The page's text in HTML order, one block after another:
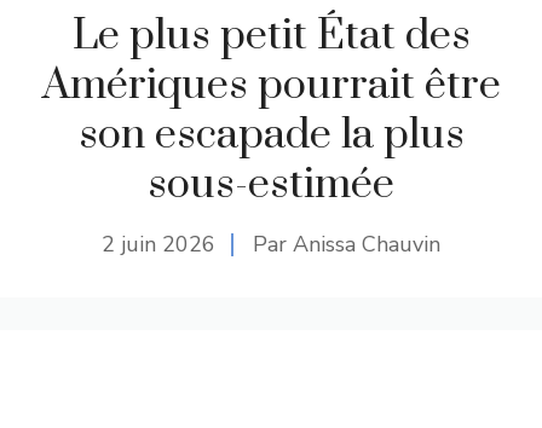
Le plus petit État des
Amériques pourrait être
son escapade la plus
sous-estimée
2 juin 2026 Par Anissa Chauvin